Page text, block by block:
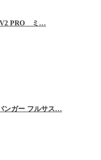
PRO ミ…
ンガー フルサス…